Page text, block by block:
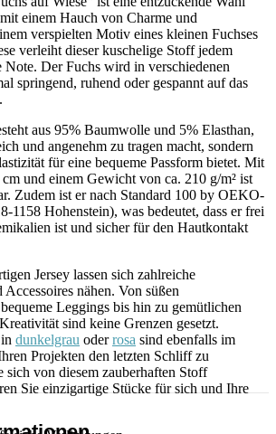
einem Hauch von Charme und
verspielten Motiv eines kleinen Fuchses
verleiht dieser kuschelige Stoff jedem
Note. Der Fuchs wird in verschiedenen
springend, ruhend oder gespannt auf das
aus 95% Baumwolle und 5% Elasthan,
und angenehm zu tragen macht, sondern
für eine bequeme Passform bietet. Mit
und einem Gewicht von ca. 210 g/m² ist
Zudem ist er nach Standard 100 by OEKO-
1158 Hohenstein), was bedeutet, dass er frei
ist und sicher für den Hautkontakt
Jersey lassen sich zahlreiche
nähen. Von süßen
Leggings bis hin zu gemütlichen
sind keine Grenzen gesetzt.
dunkelgrau oderrosa sind ebenfalls im
Projekten den letzten Schliff zu
sich von diesem zauberhaften Stoff
Sie einzigartige Stücke für sich und Ihre